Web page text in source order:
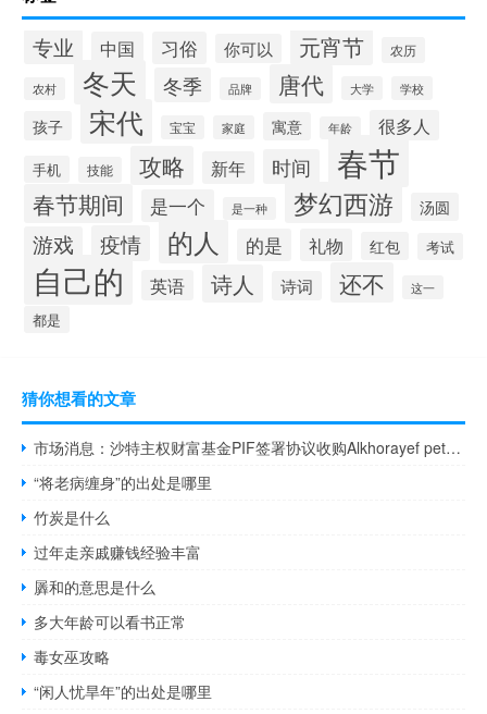
专业 中国 习俗 你可以 元宵节 农历
农村 冬天 冬季 品牌 唐代 大学 学校
孩子 宋代 宝宝 家庭 寓意 年龄 很多人
手机 技能 攻略 新年 时间 春节
春节期间 是一个 是一种 梦幻西游 汤圆
游戏 疫情 的人 的是 礼物 红包 考试
自己的 英语 诗人 诗词 还不 这一
都是
猜你想看的文章
市场消息：沙特主权财富基金PIF签署协议收购Alkhorayef petroleum 25%的股份
“将老病缠身”的出处是哪里
竹炭是什么
过年走亲戚赚钱经验丰富
羼和的意思是什么
多大年龄可以看书正常
毒女巫攻略
“闲人忧旱年”的出处是哪里